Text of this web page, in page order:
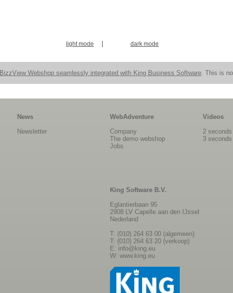
light mode dark mode
BizzView Webshop seamlessly integrated with King Business Software. This is
News
Newsletter
WebAdventure
Company
The demo webshop
Jobs
Videos
2
3
King Software B.V.
Eglantierbaan 95
2908 LV Capelle aan den IJssel
Nederland
T: (010) 264 63 00 (algemeen)
T: (010) 264 63 20 (verkoop)
E: info@king.eu
W: www.king.eu